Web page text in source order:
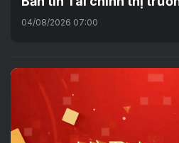
04/08/2026 07:00